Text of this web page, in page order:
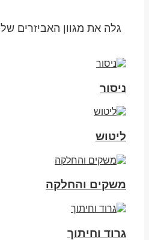
גלה את מגוון האביזרים של FEIN
ניסור
ליטוש
משקים והחלקה
גרוד וחיתוך